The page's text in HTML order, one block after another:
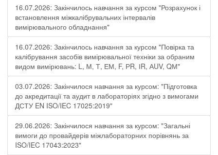
16.07.2026: Закінчилось навчання за курсом "Розрахунок і
встановлення міжкалібрувальних інтервалів
вимірювального обладнання"
16.07.2026: Закінчилось навчання за курсом "Повірка та
калібрування засобів вимірювальної техніки за обраним
видом вимірювань: L, М, Т, ЕМ, F, РR, ІR, АUV, QМ"
03.07.2026: Закінчилося навчання за курсом: "Підготовка
до акредитації та аудит в лабораторіях згідно з вимогами
ДСТУ EN ISO/IEC 17025:2019"
29.06.2026: Закінчилося навчання за курсом: "Загальні
вимоги до провайдерів міжлабораторних порівнянь за
ISO/IEC 17043:2023"